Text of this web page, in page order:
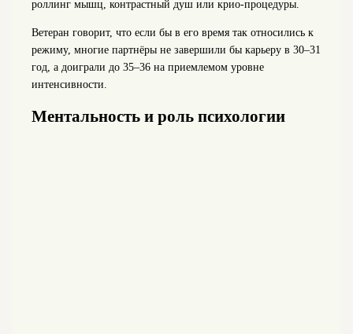
роллинг мышц, контрастный душ или крио-процедуры.
Ветеран говорит, что если бы в его время так относились к
режиму, многие партнёры не завершили бы карьеру в 30–31
год, а доиграли до 35–36 на приемлемом уровне
интенсивности.
Ментальность и роль психологии